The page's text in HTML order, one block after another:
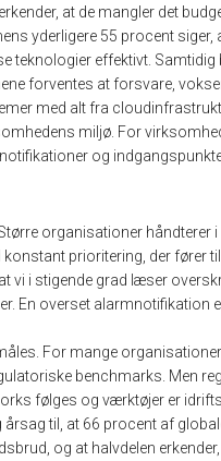
at de mangler det
yderligere 55 procent siger,
teknologier effektivt. Samtidig
forventes at forsvare,
med alt fra
miljø. For
og
organisationer håndterer
prioritering, der fører
vi i stigende grad læser
En overset alarmnotifikation
For mange
benchmarks. Men
følges og værktøjer er
til, at 66 procent af
og at halvdelen